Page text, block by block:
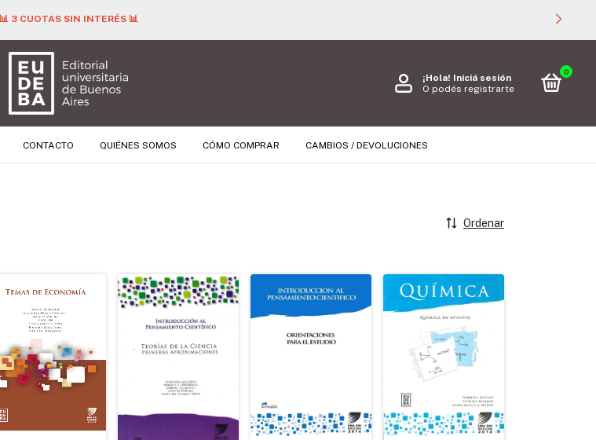
📊 3 CUOTAS SIN INTERÉS 📊
¡Hola! Iniciá sesión
O podés registrarte
0
CONTACTO QUIÉNES SOMOS CÓMO COMPRAR CAMBIOS / DEVOLUCIONES
Ordenar